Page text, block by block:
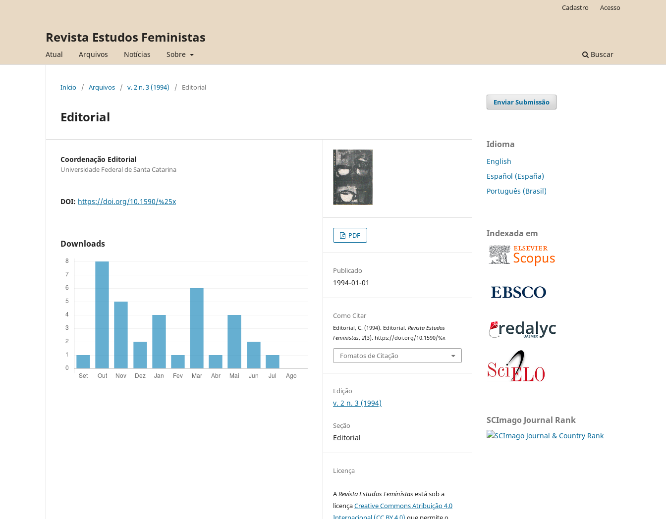
Revista Estudos Feministas
Atual Arquivos Notícias Sobre Buscar
Cadastro Acesso
Início / Arquivos / v. 2 n. 3 (1994) / Editorial
Editorial
Coordenação Editorial
Universidade Federal de Santa Catarina
DOI: https://doi.org/10.1590/%25x
Downloads
PDF
Publicado
1994-01-01
Como Citar
Editorial, C. (1994). Editorial.Revista Estudos
Feministas,2(3). https://doi.org/10.1590/%x
Fomatos de Citação
Edição
v. 2 n. 3 (1994)
Seção
Editorial
Licença
ARevista Estudos Feministasestá sob a
licençaCreative Commons Atribuição 4.0
Enviar Submissão
Idioma
English
Español (España)
Português (Brasil)
Indexada em
SCImago Journal Rank